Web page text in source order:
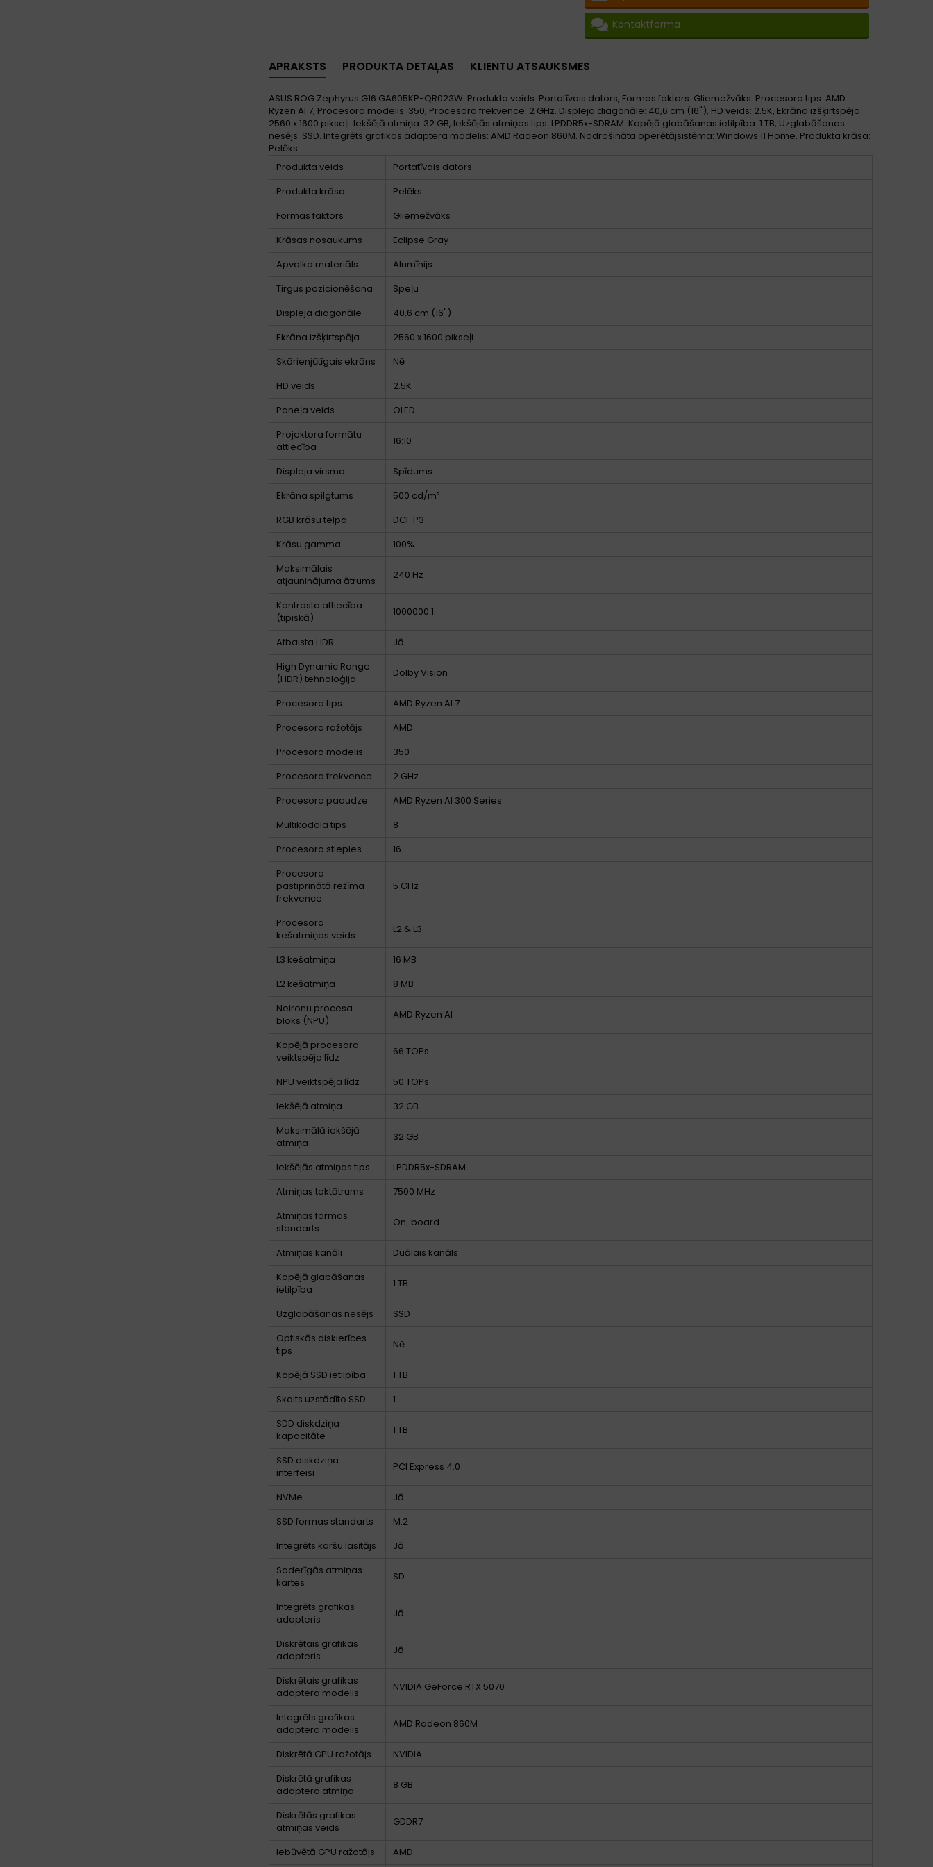
Kontaktforma
APRAKSTS PRODUKTA DETAĻAS KLIENTU ATSAUKSMES
ASUS ROG Zephyrus G16 GA605KP-QR023W. Produkta veids: Portatīvais dators, Formas faktors: Gliemežvāks. Procesora tips: AMD
Ryzen AI 7, Procesora modelis: 350, Procesora frekvence: 2 GHz. Displeja diagonāle: 40,6 cm (16"), HD veids: 2.5K, Ekrāna izšķirtspēja:
2560 x 1600 pikseļi. Iekšējā atmiņa: 32 GB, Iekšējās atmiņas tips: LPDDR5x-SDRAM. Kopējā glabāšanas ietilpība: 1 TB, Uzglabāšanas
nesējs: SSD. Integrēts grafikas adaptera modelis: AMD Radeon 860M. Nodrošināta operētājsistēma: Windows 11 Home. Produkta krāsa:
Pelēks
Produkta veids
Portatīvais dators
Produkta krāsa
Pelēks
Formas faktors
Gliemežvāks
Krāsas nosaukums
Eclipse Gray
Apvalka materiāls
Alumīnijs
Tirgus pozicionēšana
Speļu
Displeja diagonāle
40,6 cm (16")
Ekrāna izšķirtspēja
2560 x 1600 pikseļi
Skārienjūtīgais ekrāns
Nē
HD veids
2.5K
Paneļa veids
OLED
Projektora formātu
attiecība
16:10
Displeja virsma
Spīdums
Ekrāna spilgtums
500 cd/m²
RGB krāsu telpa
DCI-P3
Krāsu gamma
100%
Maksimālais
atjauninājuma ātrums
240 Hz
Kontrasta attiecība
(tipiskā)
1000000:1
Atbalsta HDR
Jā
High Dynamic Range
(HDR) tehnoloģija
Dolby Vision
Procesora tips
AMD Ryzen AI 7
Procesora ražotājs
AMD
Procesora modelis
350
Procesora frekvence
2 GHz
Procesora paaudze
AMD Ryzen AI 300 Series
Multikodola tips
8
Procesora stieples
16
Procesora
pastiprinātā režīma
frekvence
5 GHz
Procesora
kešatmiņas veids
L2 & L3
L3 kešatmiņa
16 MB
L2 kešatmiņa
8 MB
Neironu procesa
bloks (NPU)
AMD Ryzen AI
Kopējā procesora
veiktspēja līdz
66 TOPs
NPU veiktspēja līdz
50 TOPs
Iekšējā atmiņa
32 GB
Maksimālā iekšējā
atmiņa
32 GB
Iekšējās atmiņas tips
LPDDR5x-SDRAM
Atmiņas taktātrums
7500 MHz
Atmiņas formas
standarts
On-board
Atmiņas kanāli
Duālais kanāls
Kopējā glabāšanas
ietilpība
1 TB
Uzglabāšanas nesējs
SSD
Optiskās diskierīces
tips
Nē
Kopējā SSD ietilpība
1 TB
Skaits uzstādīto SSD
1
SDD diskdziņa
kapacitāte
1 TB
SSD diskdziņa
interfeisi
PCI Express 4.0
NVMe
Jā
SSD formas standarts
M.2
Integrēts karšu lasītājs
Jā
Saderīgās atmiņas
kartes
SD
Integrēts grafikas
adapteris
Jā
Diskrētais grafikas
adapteris
Jā
Diskrētais grafikas
adaptera modelis
NVIDIA GeForce RTX 5070
Integrēts grafikas
adaptera modelis
AMD Radeon 860M
Diskrētā GPU ražotājs
NVIDIA
Diskrētā grafikas
adaptera atmiņa
8 GB
Diskrētās grafikas
atmiņas veids
GDDR7
Iebūvētā GPU ražotājs AMD